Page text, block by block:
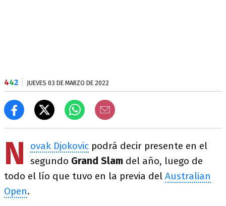
442 JUEVES 03 DE MARZO DE 2022
N ovak Djokovic podrá decir presente en el
segundo Grand Slam del año, luego de
todo el lío que tuvo en la previa del Australian
Open.